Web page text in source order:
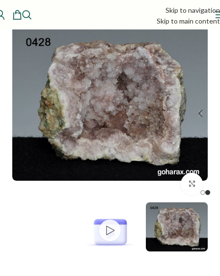
Skip to navigation
Skip to main content